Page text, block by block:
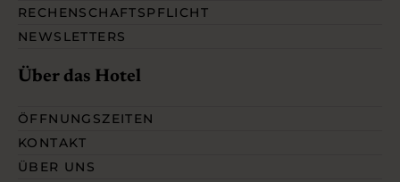
RECHENSCHAFTSPFLICHT
NEWSLETTERS
Über das Hotel
ÖFFNUNGSZEITEN
KONTAKT
ÜBER UNS